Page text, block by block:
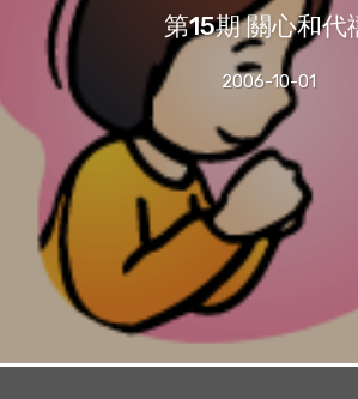
第15期 關心和代
2006-10-01